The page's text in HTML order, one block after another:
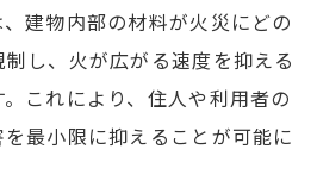
建物内部の材料が火災にどの
し、火が広がる速度を抑える
これにより、住人や利用者の
最小限に抑えることが可能に